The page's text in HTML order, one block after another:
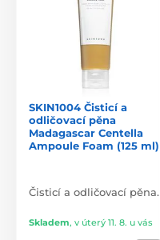
SKIN1004 Čisticí a
odličovací pěna
Madagascar Centella
Ampoule Foam (125 ml)
Čisticí a odličovací pěna.
Skladem, v úterý 11. 8. u vás